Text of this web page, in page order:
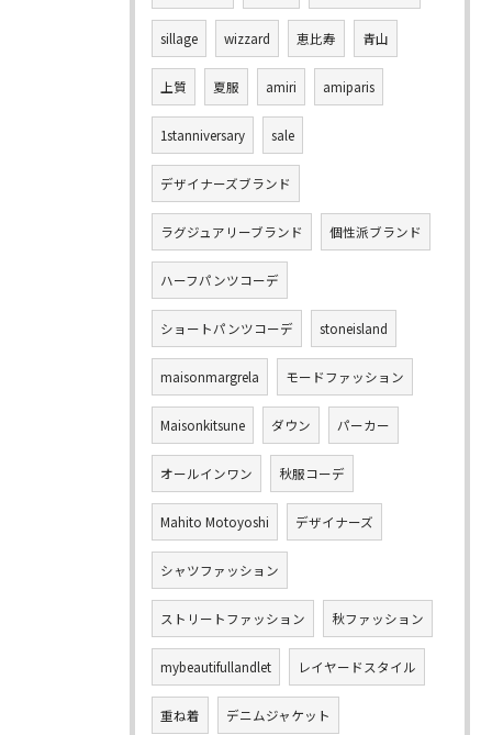
sillage wizzard 恵比寿 青山
上質 夏服 amiri amiparis
1stanniversary sale
デザイナーズブランド
ラグジュアリーブランド 個性派ブランド
ハーフパンツコーデ
ショートパンツコーデ stoneisland
maisonmargrela モードファッション
Maisonkitsune ダウン パーカー
オールインワン 秋服コーデ
Mahito Motoyoshi デザイナーズ
シャツファッション
ストリートファッション 秋ファッション
mybeautifullandlet レイヤードスタイル
重ね着 デニムジャケット